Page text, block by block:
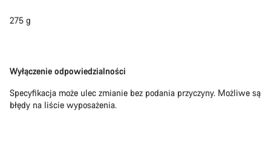
275 g
Zastrzeżenie
Wyłączenie odpowiedzialności
Specyfikacja może ulec zmianie bez podania przyczyny. Możliwe są
błędy na liście wyposażenia.